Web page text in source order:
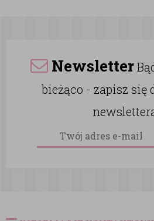
Newsletter
bieżąco - zapisz się